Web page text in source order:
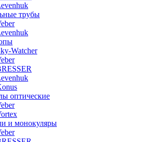
трубы
Watcher
оптические
и монокуляры